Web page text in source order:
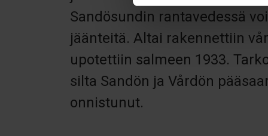
Sandösundin rantavedessä
jäänteitä. Altai rakennettiin
upotettiin salmeen 1933.
silta Sandön ja Vårdön
onnistunut.